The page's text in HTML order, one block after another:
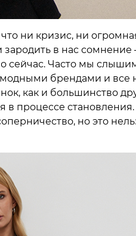
ни кризис, ни
зародить в нас
сейчас. Часто мы
брендами и все
как и большинство
в процессе
но это